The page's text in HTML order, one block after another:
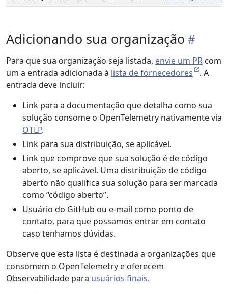
Adicionando sua organização
Para que sua organização seja listada, envie um PR com
um a entrada adicionada à lista de fornecedores
. A
entrada deve incluir:
Link para a documentação que detalha como sua
solução consome o OpenTelemetry nativamente via
OTLP.
Link para sua distribuição, se aplicável.
Link que comprove que sua solução é de código
aberto, se aplicável. Uma distribuição de código
aberto não qualifica sua solução para ser marcada
como “código aberto”.
Usuário do GitHub ou e-mail como ponto de
contato, para que possamos entrar em contato
caso tenhamos dúvidas.
Observe que esta lista é destinada a organizações que
consomem o OpenTelemetry e oferecem
Observabilidade para usuários finais.